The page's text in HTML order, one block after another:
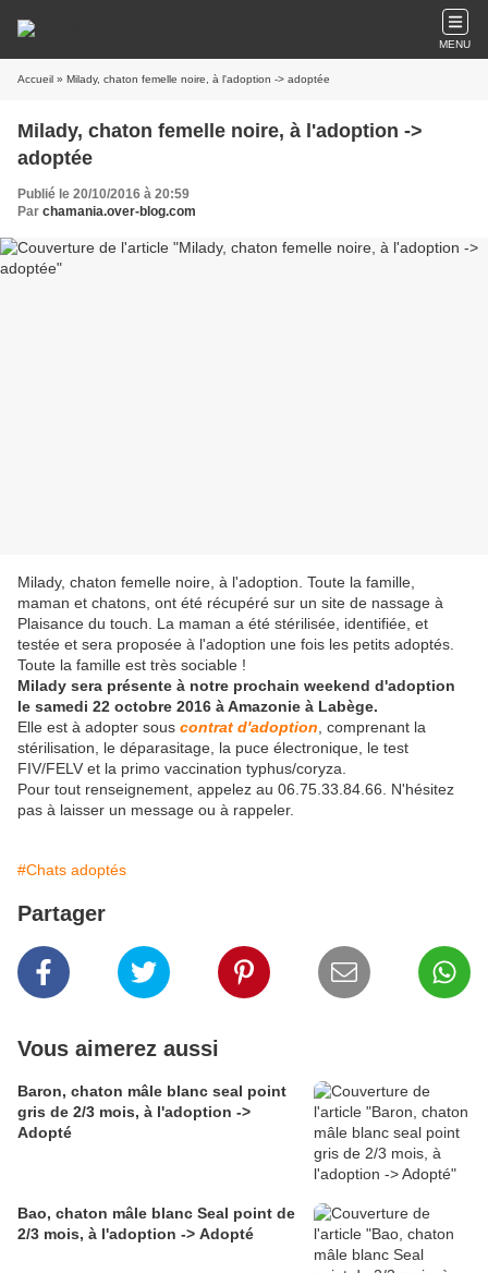
MENU
Accueil » Milady, chaton femelle noire, à l'adoption -> adoptée
Milady, chaton femelle noire, à l'adoption ->
adoptée
Publié le 20/10/2016 à 20:59
Par chamania.over-blog.com
Milady, chaton femelle noire, à l'adoption. Toute la famille,
maman et chatons, ont été récupéré sur un site de nassage à
Plaisance du touch. La maman a été stérilisée, identifiée, et
testée et sera proposée à l'adoption une fois les petits adoptés.
Toute la famille est très sociable !
Milady sera présente à notre prochain weekend d'adoption
le samedi 22 octobre 2016 à Amazonie à Labège.
Elle est à adopter sous contrat d'adoption , comprenant la
stérilisation, le déparasitage, la puce électronique, le test
FIV/FELV et la primo vaccination typhus/coryza.
Pour tout renseignement, appelez au 06.75.33.84.66. N'hésitez
pas à laisser un message ou à rappeler.
#Chats adoptés
Partager
Vous aimerez aussi
Baron, chaton mâle blanc seal point
gris de 2/3 mois, à l'adoption ->
Adopté
Bao, chaton mâle blanc Seal point de
2/3 mois, à l'adoption -> Adopté